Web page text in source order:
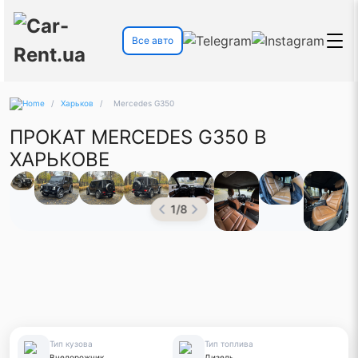
Все авто
/ Харьков / Mercedes G350
ПРОКАТ MERCEDES G350 В
ХАРЬКОВЕ
1/8
Тип кузова
Тип топлива